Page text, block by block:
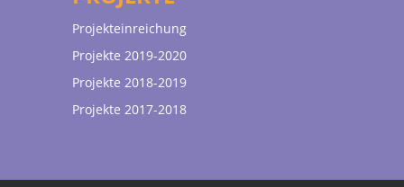
Projekteinreichung
Projekte 2019-2020
Projekte 2018-2019
Projekte 2017-2018